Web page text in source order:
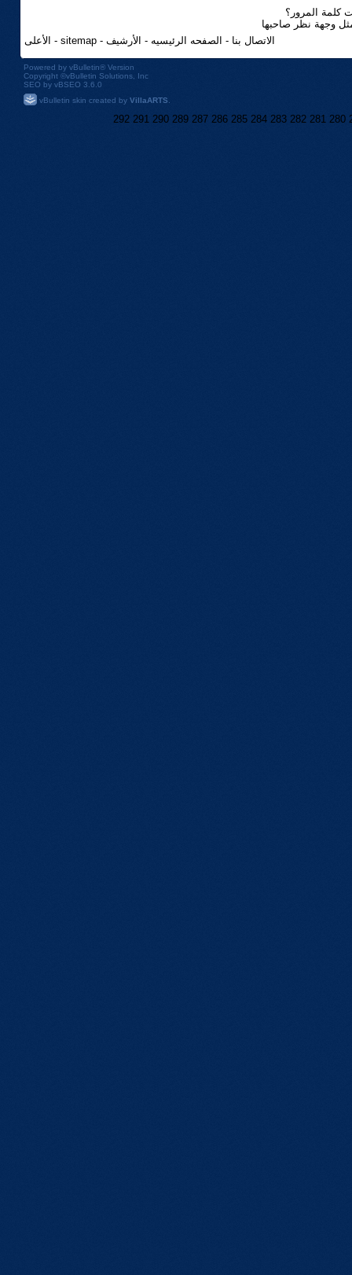
كلمة المرور؟
وجهة نظر صاحبها
الاتصال بنا - الصفحه الرئيسيه - الأرشيف -
sitemap
- الأعلى
Powered by vBulletin®Version
Copyright ©vBulletin Solutions, Inc
SEO by vBSEO 3.6.0
vBulletin skin created by VillaARTS
280
281
282
283
284
285
286
287
289
290
291
292